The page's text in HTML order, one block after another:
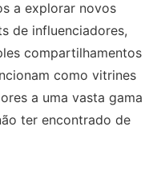
a explorar novos
de influenciadores,
compartilhamentos
como vitrines
a uma vasta gama
ter encontrado de